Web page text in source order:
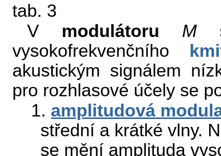
tab. 3
V modulátoru M
vysokofrekvenčního
akustickým signálem
pro rozhlasové účely se
1. amplitudová
střední a krátké vlny.
se mění amplituda